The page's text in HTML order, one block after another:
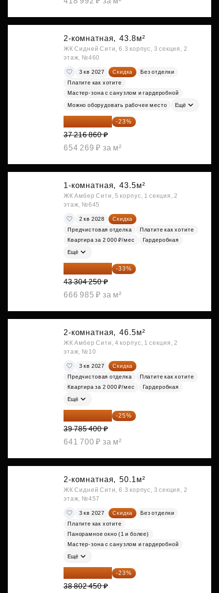
2-комнатная, 43.8м²
ЖК Сидней Сити, 6.3 корпус, 3 секция, 2
этаж, №460
3 кв 2027 Скидка
Без отделки
Платите как хотите
Мастер-зона с санузлом и гардеробной
Можно оборудовать рабочее место Ещё
28 656 982 ₽ -23%
37 216 860 ₽
654 269 ₽ за м²
1-комнатная, 43.5м²
ЖК Амбер Сити, 5 корпус, 1 секция, 2
этаж, №645
2 кв 2028
Скидка
Предчистовая отделка
Платите как хотите
Квартира за 2 000 ₽/мес
Гардеробная
Ещё
29 013 848 ₽ -33%
43 304 250 ₽
666 985 ₽ за м²
2-комнатная, 46.5м²
ЖК Амбер Сити, 4 корпус, 1 секция, 2
этаж, №10
3 кв 2027
Скидка
Предчистовая отделка
Платите как хотите
Квартира за 2 000 ₽/мес
Гардеробная
Ещё
29 839 050 ₽ -25%
39 785 400 ₽
641 700 ₽ за м²
2-комнатная, 50.1м²
ЖК Сидней Сити, 6.3 корпус, 3 секция, 2
этаж, №457
3 кв 2027 Скидка
Без отделки
Платите как хотите
Панорамное окно (1 и более)
Мастер-зона с санузлом и гардеробной
Ещё
29 877 887 ₽ -23%
38 802 450 ₽